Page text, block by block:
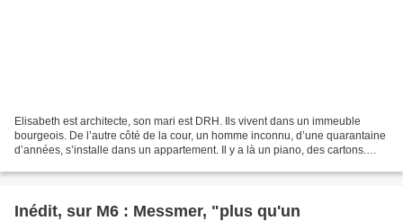
Elisabeth est architecte, son mari est DRH. Ils vivent dans un immeuble
bourgeois. De l’autre côté de la cour, un homme inconnu, d’une quarantaine
d’années, s’installe dans un appartement. Il y a là un piano, des cartons.
Inédit, sur M6 : Messmer, "plus qu'un